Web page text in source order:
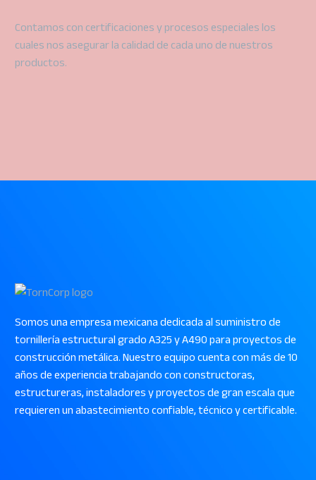
Contamos con certificaciones y procesos especiales los
cuales nos asegurar la calidad de cada uno de nuestros
productos.
Somos una empresa mexicana dedicada al suministro de
tornillería estructural grado A325 y A490 para proyectos de
construcción metálica. Nuestro equipo cuenta con más de 10
años de experiencia trabajando con constructoras,
estructureras, instaladores y proyectos de gran escala que
requieren un abastecimiento confiable, técnico y certificable.